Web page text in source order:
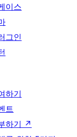
이스
그인
하기
트
하기 ↗